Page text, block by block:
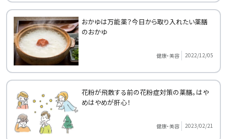
おかゆは万能薬？今日から取り入れたい薬膳
のおかゆ
健康・美容 2022/12/05
花粉が飛散する前の花粉症対策の薬膳。はや
めはやめが肝心！
健康・美容 2023/02/21